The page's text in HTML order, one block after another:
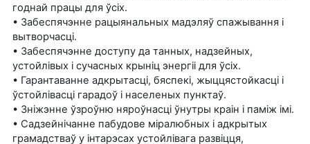
годнай працы для ўсіх.
• Забеспячэнне рацыянальных мадэляў спажывання і
вытворчасці.
• Забеспячэнне доступу да танных, надзейных,
устойлівых і сучасных крыніц энергіі для ўсіх.
• Гарантаванне адкрытасці, бяспекі, жыццястойкасці і
ўстойлівасці гарадоў і населеных пунктаў.
• Зніжэнне ўзроўню няроўнасці ўнутры краін і паміж імі.
• Садзейнічанне пабудове міралюбных і адкрытых
грамадстваў у інтарэсах устойлівага развіцця,